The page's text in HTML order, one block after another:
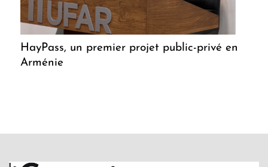
HayPass, un premier projet public-privé en
Arménie